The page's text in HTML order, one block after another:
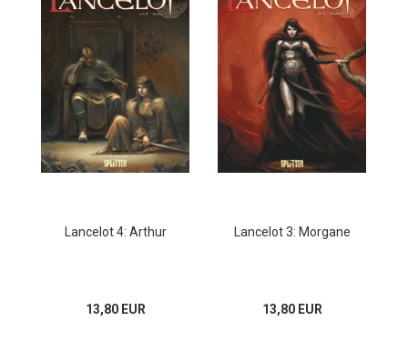
Lancelot 4: Arthur
13,80 EUR
Lancelot 3: Morgane
13,80 EUR